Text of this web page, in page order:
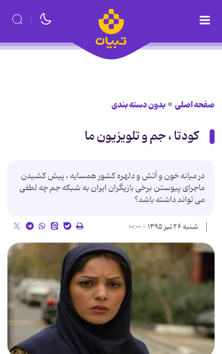
صفحه اصلی بدون دسته بندی
کودتا ، جم و تلویزیون ما
در میانه خون و آتش و دلهره کشور همسایه ، پیش کشیدن
ماجرای پیوستن برخی بازیگران ایران به شبکه جم چه لطفی
می تواند داشته باشد؟
شنبه ۲۶ تیر ۱۳۹۵ - ۰۰:۰۰